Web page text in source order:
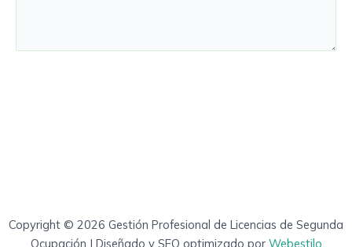
Copyright © 2026 Gestión Profesional de Licencias de Segunda
Ocupación | Diseñado y SEO optimizado por Webestilo